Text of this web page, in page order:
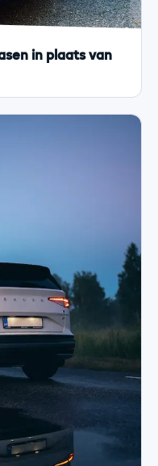
in plaats van